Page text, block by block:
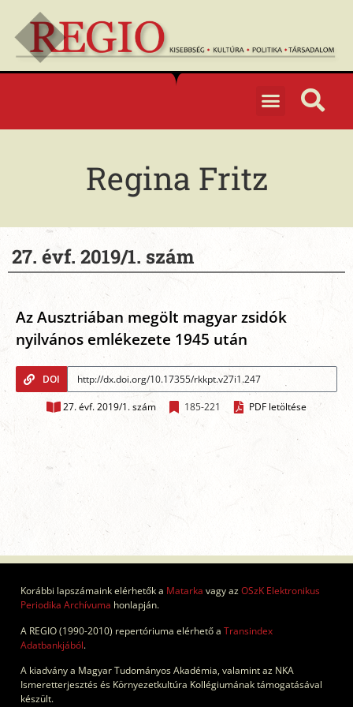
Regina Fritz
27. évf. 2019/1. szám
Az Ausztriában megölt magyar zsidók
nyilvános emlékezete 1945 után
DOI
27. évf. 2019/1. szám 185-221 PDF letöltése
Korábbi lapszámaink elérhetők a Matarka vagy azOSzK Elektronikus
Periodika Archívuma honlapján.
A REGIO (1990-2010) repertóriuma elérhető a Transindex
Adatbankjából.
A kiadvány a Magyar Tudományos Akadémia, valamint az NKA
Ismeretterjesztés és Környezetkultúra Kollégiumának támogatásával
készült.